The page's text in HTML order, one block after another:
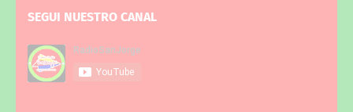
SEGUI NUESTRO CANAL